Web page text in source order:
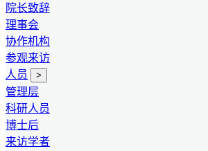
院长致辞
理事会
协作机构
参观来访
人员
>
管理层
科研人员
博士后
来访学者